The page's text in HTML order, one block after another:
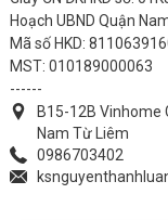
Hoạch UBND Quận
Mã số HKD:
MST: 010189000063
------
B15-12B Vinhome
Nam Từ Liêm
0986703402